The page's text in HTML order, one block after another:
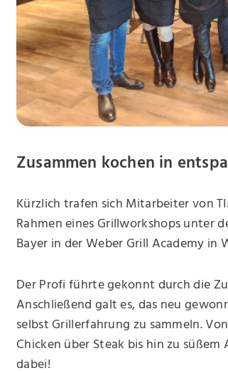
Zusammen kochen in
Kürzlich trafen sich Mitarbeiter von
Rahmen eines Grillworkshops unter
Bayer in der Weber Grill Academy in
Der Profi führte gekonnt durch die
Anschließend galt es, das neu
selbst Grillerfahrung zu sammeln.
Chicken über Steak bis hin zu
dabei!